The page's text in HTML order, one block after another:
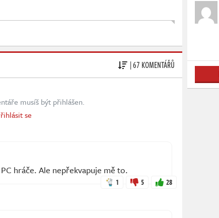
| 67 KOMENTÁŘŮ
musíš být přihlášen.
se
hráče. Ale nepřekvapuje mě to.
1 5 28